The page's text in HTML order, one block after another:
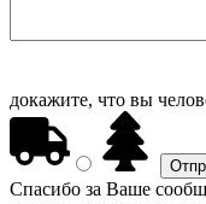
докажите, что вы
Спасибо за Ваше